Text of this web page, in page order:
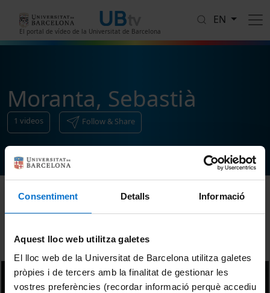
Consentiment Detalls Informació
Aquest lloc web utilitza galetes
El lloc web de la Universitat de Barcelona utilitza galetes
pròpies i de tercers amb la finalitat de gestionar les
vostres preferències (recordar informació perquè accediu
El portal de vídeo de la Universitat de Barcelona
EN
Moranta, Sebastià
1 videos Follow & Share
Sort